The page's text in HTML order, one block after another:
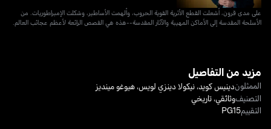
على مدى قرون، أشعلت القطع الأثرية القوية الحروب، وألهمت الأساطير، وشكلت الإمبراطوريات. من
الأسلحة المقدسة إلى الأماكن المهيبة والآثار المقدسة--هذه هي القصص الرائعة لأعظم عجائب العالم.
مزيد من التفاصيل
الممثلوندينيس كويد،نيكولا دينزي لويس،هيوغو مينديز
التصنيفوثائقي،تاريخي
التقييمPG15